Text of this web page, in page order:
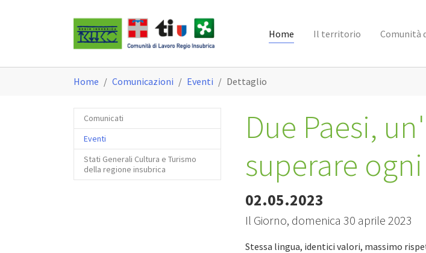
Home Il territorio Comunità
Home Comunicazioni Eventi Dettaglio
Comunicati
Eventi
Stati Generali Cultura e Turismo
della regione insubrica
Due Paesi,
superare
02.05.2023
Il Giorno, domenica 30 aprile 2023
Stessa lingua, identici valori, massimo